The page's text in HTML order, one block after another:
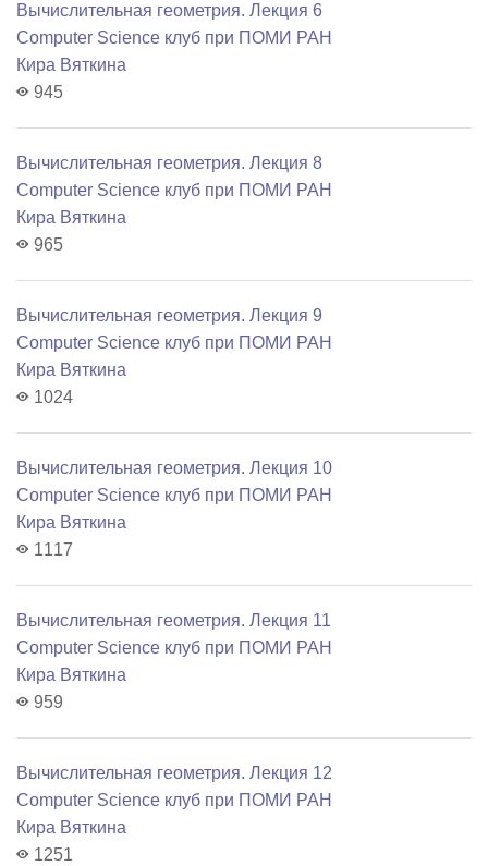
Вычислительная геометрия. Лекция 6
Computer Science клуб при ПОМИ РАН
Кира Вяткина
945
Вычислительная геометрия. Лекция 8
Computer Science клуб при ПОМИ РАН
Кира Вяткина
965
Вычислительная геометрия. Лекция 9
Computer Science клуб при ПОМИ РАН
Кира Вяткина
1024
Вычислительная геометрия. Лекция 10
Computer Science клуб при ПОМИ РАН
Кира Вяткина
1117
Вычислительная геометрия. Лекция 11
Computer Science клуб при ПОМИ РАН
Кира Вяткина
959
Вычислительная геометрия. Лекция 12
Computer Science клуб при ПОМИ РАН
Кира Вяткина
1251